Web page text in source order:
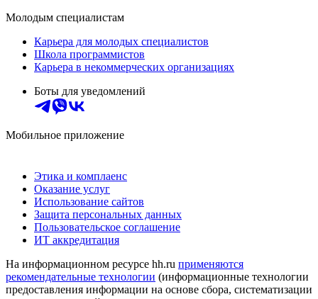
Молодым специалистам
Карьера для молодых специалистов
Школа программистов
Карьера в некоммерческих организациях
Боты для уведомлений
Мобильное приложение
Этика и комплаенс
Оказание услуг
Использование сайтов
Защита персональных данных
Пользовательское соглашение
ИТ аккредитация
На информационном ресурсе hh.ru применяются
рекомендательные технологии (информационные технологии
предоставления информации на основе сбора, систематизации